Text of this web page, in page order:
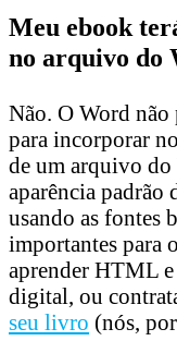
Meu ebook
no arquivo do
Não. O Word não
para incorporar
de um arquivo do
aparência padrão
usando as fontes
importantes para
aprender HTML
digital, ou
seu livro (nós,